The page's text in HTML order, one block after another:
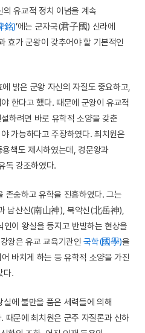
유교적 정치 이념을 계속
銘)’에는 군자국(君子國) 신라에
효가 군왕이 갖추어야 할 기본적인
밝은 군왕 자신의 자질도 중요하고,
한다고 했다. 때문에 군왕이 유교적
하려면 바로 유학적 소양을 갖춘
가능하다고 주장하였다. 최치원은
책도 제시하였는데, 경문왕과
독 강조하였다.
존숭하고 유학을 진흥하였다. 그는
남산신(南山神), 북악신(北岳神),
이 왕실을 등지고 반발하는 현상을
왕은 유교 교육기관인국학(國學)을
바치게 하는 등 유학적 소양을 가진
다.
에 불만을 품은 세력들에 의해
때문에 최치원은 군주 자질론과 신하